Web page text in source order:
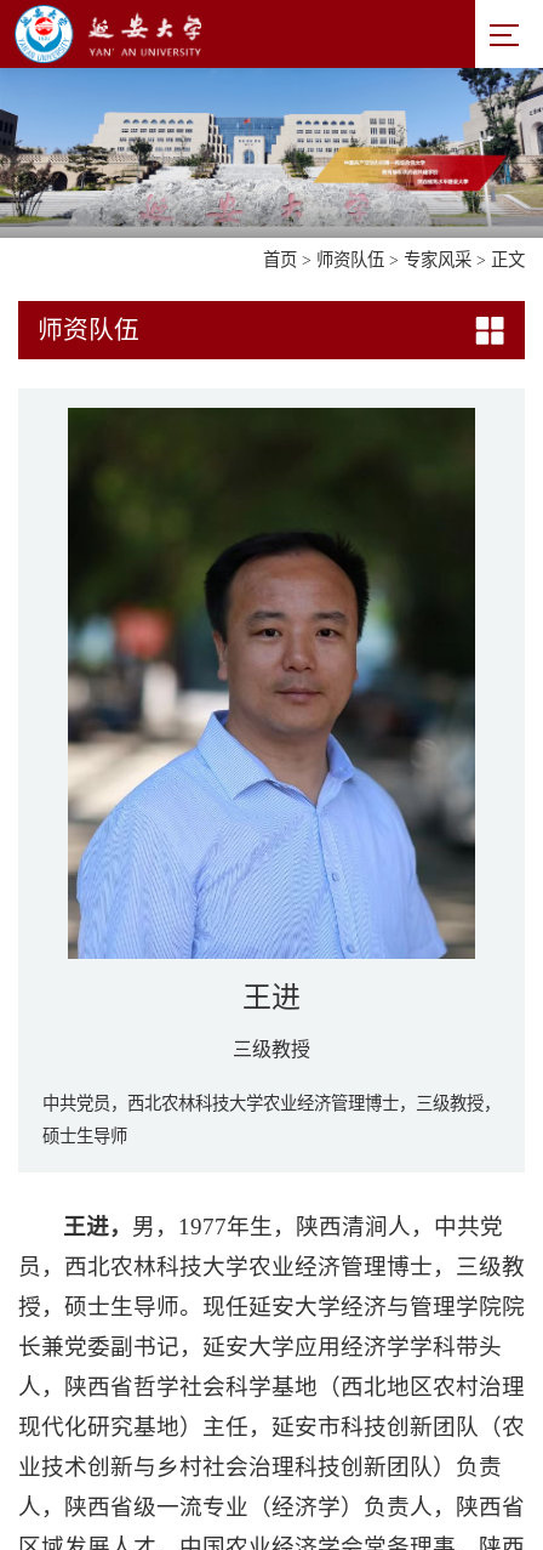
首页 > 师资队伍 > 专家风采 > 正文
师资队伍
王进
三级教授
中共党员，西北农林科技大学农业经济管理博士，三级教授，
硕士生导师
王进， 男，1977年生，陕西清涧人，中共党
员，西北农林科技大学农业经济管理博士，三级教
授，硕士生导师。现任延安大学经济与管理学院院
长兼党委副书记，延安大学应用经济学学科带头
人，陕西省哲学社会科学基地（西北地区农村治理
现代化研究基地）主任，延安市科技创新团队（农
业技术创新与乡村社会治理科技创新团队）负责
人，陕西省级一流专业（经济学）负责人，陕西省